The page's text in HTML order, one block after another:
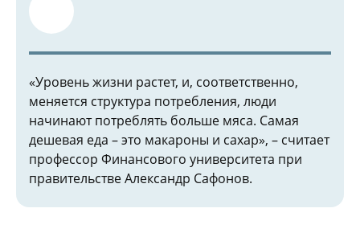
«Уровень жизни растет, и, соответственно,
меняется структура потребления, люди
начинают потреблять больше мяса. Самая
дешевая еда – это макароны и сахар», – считает
профессор Финансового университета при
правительстве Александр Сафонов.